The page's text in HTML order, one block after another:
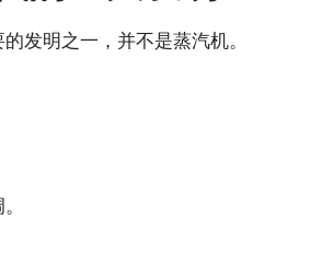
发明之一，并不是蒸汽机。